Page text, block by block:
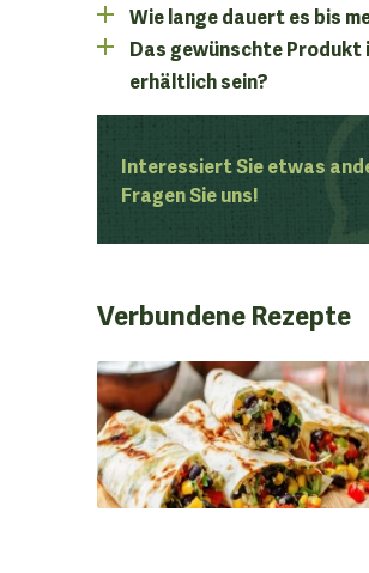
Wie lange dauert es bis
Das gewünschte
erhältlich sein?
Interessiert Sie etwas
Fragen Sie uns!
VerbundeneRezepte